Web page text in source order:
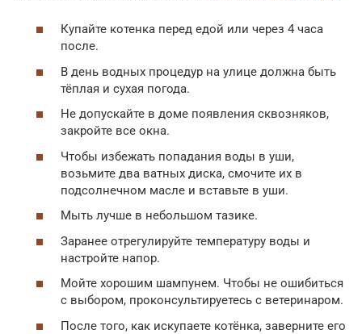
Купайте котенка перед едой или через 4 часа
после.
В день водных процедур на улице должна быть
тёплая и сухая погода.
Не допускайте в доме появления сквозняков,
закройте все окна.
Чтобы избежать попадания воды в уши,
возьмите два ватных диска, смочите их в
подсолнечном масле и вставьте в уши.
Мыть лучше в небольшом тазике.
Заранее отрегулируйте температуру воды и
настройте напор.
Мойте хорошим шампунем. Чтобы не ошибиться
с выбором, проконсультируетесь с ветеринаром.
После того, как искупаете котёнка, заверните его